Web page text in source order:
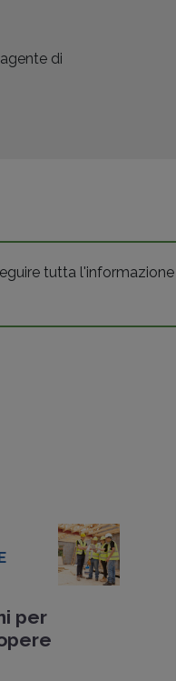
di
tutta l'informazione
per